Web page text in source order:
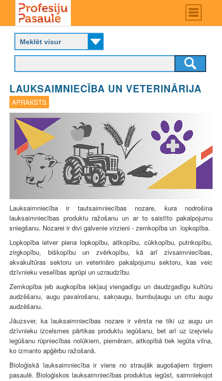
main
content
Main
menu
P
o
f
e
i
j
u
p
a
a
u
LAUKSAIMNIECĪBA UN VETERINĀRIJA
APRAKSTS
Lauksaimniecība ir tautsaimniecības nozare, kura nodrošina
lauksaimniecības produktu ražošanu un ar to saistīto pakalpojumu
sniegšanu. Nozarei ir divi galvenie virzieni - zemkopība un lopkopība.
Lopkopība ietver piena lopkopību, aitkopību, cūkkopību, putnkopību,
zirgkopību, biškopību un zvērkopību, kā arī zivsaimniecības,
akvakultūras sektoru un veterināro pakalpojumu sektoru, kas veic
dzīvnieku veselības aprūpi un uzraudzību.
Zemkopība jeb augkopība iekļauj viengadīgu un daudzgadīgu kultūru
audzēšanu, augu pavairošanu, sakņaugu, bumbuļaugu un citu augu
audzēšanu.
Jāuzsver, ka lauksaimniecības nozare ir vērsta ne tiki uz augu un
dzīvnieku izcelsmes pārtikas produktu iegūšanu, bet arī uz izejvielu
iegūšanu rūpniecības nolūkiem, piemēram, aitkopībā tiek iegūta vilna,
ko izmanto apģērbu ražošanā.
Bioloģiskā lauksaimniecība ir viens no straujāk augošajiem tirgiem
pasaulē. Bioloģiskos lauksaimniecības produktus iegūst, saimniekojot